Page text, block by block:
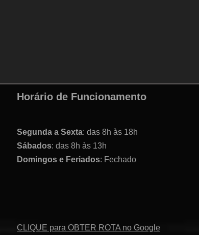
Horário de Funcionamento
Segunda a Sexta: das 8h às 18h
Sábados: das 8h às 13h
Domingos e Feriados: Fechado
CLIQUE para OBTER ROTA no Google